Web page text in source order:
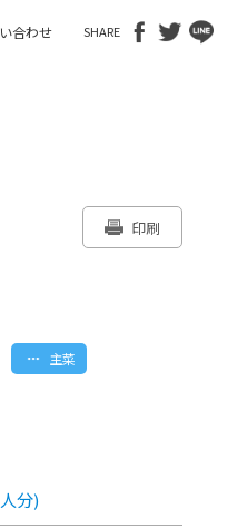
合わせ SHARE
印刷
主菜
分)